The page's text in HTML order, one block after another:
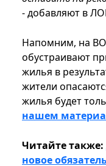
- добавляют в
Напомним, на
обустраивают
жилья в
жители
жилья будет
нашем
Читайте также:
новое